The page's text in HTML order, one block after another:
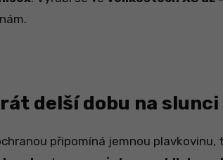
delší dobu na slunci
připomíná jemnou plavkovinu,